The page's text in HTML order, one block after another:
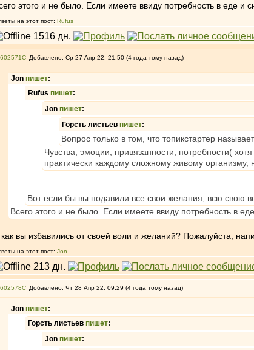
этого и не было. Если имеете ввиду потребность в еде и
на этот пост: Rufus
602571 Добавлено: Ср 27 Апр 22, 21:50 (4 года тому назад)
Jon пишет:
Rufus пишет:
Jon пишет:
Горсть листьев пишет:
Вопрос только в том, что топикстартер
Чувства, эмоции, привязанности, потребности(
практически каждому сложному живому организму,
Вот если бы вы подавили все свои желания, всю свою
Всего этого и не было. Если имеете ввиду потребность в
вы избавились от своей воли и желаний? Пожалуйста,
на этот пост: Jon
602578 Добавлено: Чт 28 Апр 22, 09:29 (4 года тому назад)
Jon пишет:
Горсть листьев пишет:
Jon пишет: